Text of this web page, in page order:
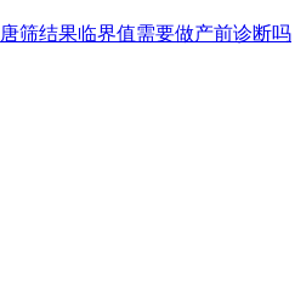
唐筛结果临界值需要做产前诊断吗